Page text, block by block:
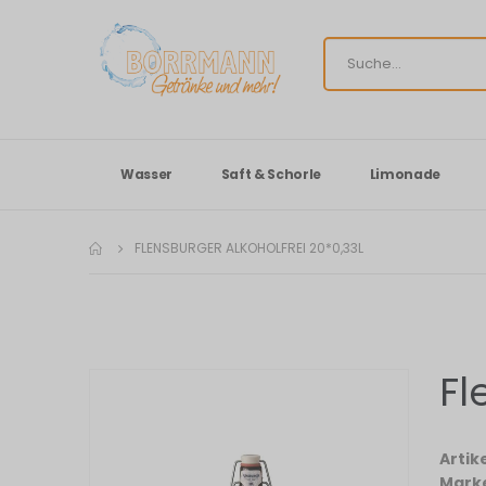
Wasser Saft & Schorle Limonade
FLENSBURGER ALKOHOLFREI 20*0,33L